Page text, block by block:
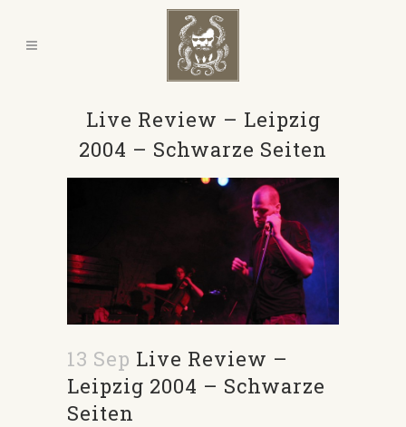
Live Review – Leipzig
2004 – Schwarze Seiten
13 Sep Live Review –
Leipzig 2004 – Schwarze
Seiten